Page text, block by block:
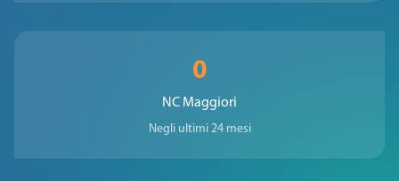
0
NC Maggiori
Negli ultimi 24 mesi